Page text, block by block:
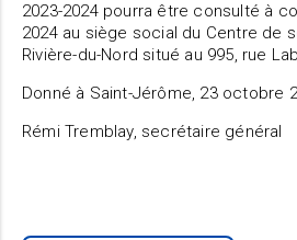
2023-2024 pourra être consulté à
2024 au siège social du Centre de
Rivière-du-Nord situé au 995, rue
Donné à Saint-Jérôme, 23 octobre
Rémi Tremblay, secrétaire général